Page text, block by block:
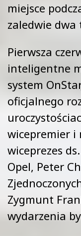
miejsce
zaledwie
Pierwsza
inteligentne
system
oficjalnego
wicepremier i
wiceprezes
Opel, Peter
Zygmunt
wydarzenia